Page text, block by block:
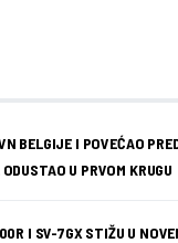
BELGIJE I POVEĆAO
U PRVOM KRUGU
I SV-7GX STIŽU U